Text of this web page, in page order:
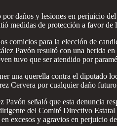
daños y lesiones en perjuicio
medidas de protección a favor de
para la elección de
Pavón resultó con una herida
tuvo que ser atendido por
una querella contra el diputado
Cervera por cualquier daño
señaló que esta denuncia
del Comité Directivo
excesos y agravios en perjuicio